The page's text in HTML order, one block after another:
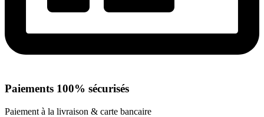
Paiements 100% sécurisés
Paiement à la livraison & carte bancaire